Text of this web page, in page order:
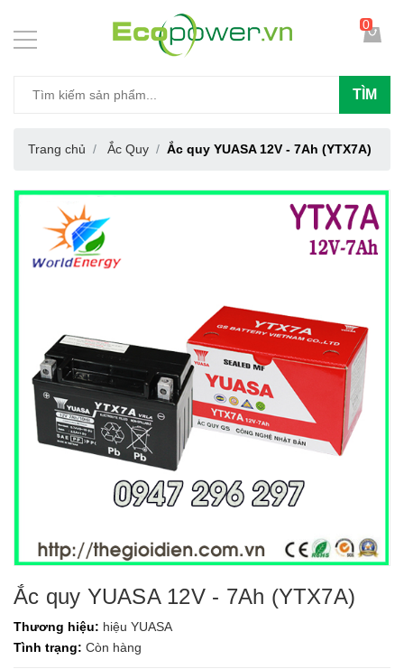
TÌM
0
Trang chủ Ắc Quy Ắc quy YUASA 12V - 7Ah (YTX7A)
Ắc quy YUASA 12V - 7Ah (YTX7A)
Thương hiệu: hiệu YUASA
Tình trạng: Còn hàng